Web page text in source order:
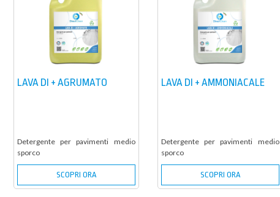
LAVA DI + AGRUMATO
Detergente per pavimenti medio
sporco
SCOPRI ORA
LAVA DI + AMMONIACALE
Detergente per pavimenti medio
sporco
SCOPRI ORA